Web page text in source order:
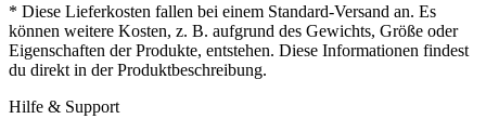
* Diese Lieferkosten fallen bei einem Standard-Versand an. Es
können weitere Kosten, z. B. aufgrund des Gewichts, Größe oder
Eigenschaften der Produkte, entstehen. Diese Informationen findest
du direkt in der Produktbeschreibung.
Hilfe & Support